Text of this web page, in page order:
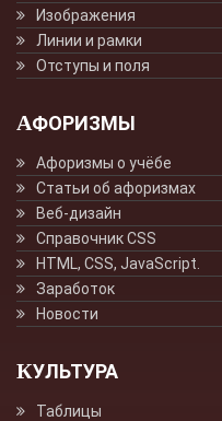
Изображения
Линии и рамки
Отступы и поля
АФОРИЗМЫ
Афоризмы о учёбе
Статьи об афоризмах
Веб-дизайн
Справочник CSS
HTML, CSS, JavaScript.
Заработок
Новости
КУЛЬТУРА
Таблицы